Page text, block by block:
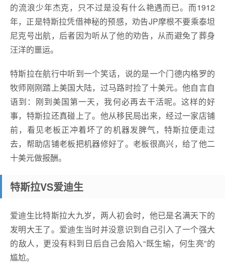
的流浪少年杰克，只不过是没有什么艳遇而已。而1912
年，正是特斯拉凭借神秘的预感，劝告JP摩根不要乘泰坦
尼克号出航，后者因为听从了他的劝告，从而避免了葬身
汪洋的噩运。
特斯拉在航行中听到一个笑话，说的是一个门德内格罗的
牧师刚刚踏上美国大陆，过马路时捡了十美元。他自言自
语到：刚到美国第一天，我何必再去干活呢。这样的好
事，特斯拉还真碰上了。他从移民局出来，经过一家店铺
前，看见老板正冲着坏了的机器发脾气，特斯拉便走过
去，帮助店铺老板把机器修好了。老板很高兴，给了他二
十美元做报酬。
特斯拉VS爱迪生
爱迪生比特斯拉大九岁，两人初会时，他已是名满天下的
发明大王了。爱迪生当时并没意识到自己引入了一个强大
的敌人，更没有料到日后自己会陷入“既生瑜，何生亮”的
尴尬。